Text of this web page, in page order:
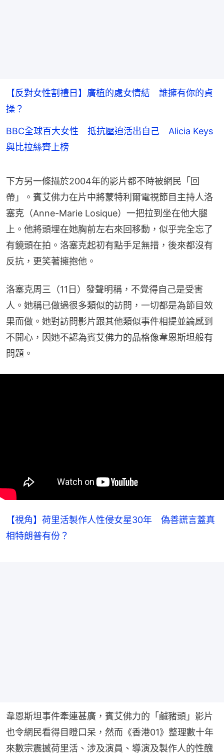
【反對女性割禮日】廣植的處女情結 誰擁有你的貞
操？
BBC全球百大女性 抵抗壓迫活出自己 Alicia Keys
與比拉絲齊上榜
下方另一條攝於2004年的影片都不時被網民「回
帶」。賓艾佛力在片中將蒙特利爾電視節目主持人洛
塞克（Anne-Marie Losique）一把拉到坐在他大腿
上。他將頭埋在她胸前左右來回移動，似乎完全忘了
有鏡頭在拍。洛塞克起初有點手足無措，後來都沒有
反抗，更笑著擁抱他。
洛塞克周三（11日）發聲明稱，不覺得自己是受害
人。她稱已做過很多類似的訪問，一切都是為節目效
果而做。她對訪問影片跟其他類似事件相提並論感到
不開心，因她不認為賓艾佛力的品格像韋恩斯坦般有
問題。
【視角】荷里活製作人性侵女星30年 偽善謊言蓋真
相特朗普有份？
韋恩斯坦事件牽連甚廣，賓艾佛力的「鹹豬頭」影片
也令網民看得目瞪口呆，然而《香港01》整理數十年
來數宗震撼荷里活、涉及演員、導演及製作人的性醜